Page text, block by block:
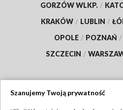
GORZÓW WLKP. /
KRAKÓW / LUBLIN /
OPOLE / POZNAŃ /
SZCZECIN /
Szanujemy Twoją prywatność